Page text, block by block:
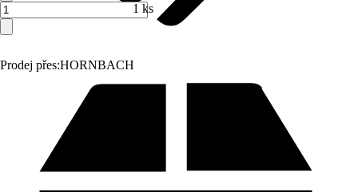
Prodej přes:HORNBACH
1 ks